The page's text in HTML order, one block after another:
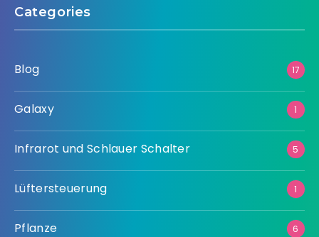
Categories
Blog 17
Galaxy 1
Infrarot und Schlauer Schalter 5
Lüftersteuerung 1
Pflanze 6